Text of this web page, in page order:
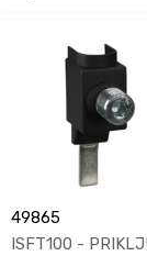
49865
ISFT100 -